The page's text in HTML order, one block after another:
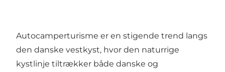
Autocamperturisme er en stigende trend langs
den danske vestkyst, hvor den naturrige
kystlinje tiltrækker både danske og